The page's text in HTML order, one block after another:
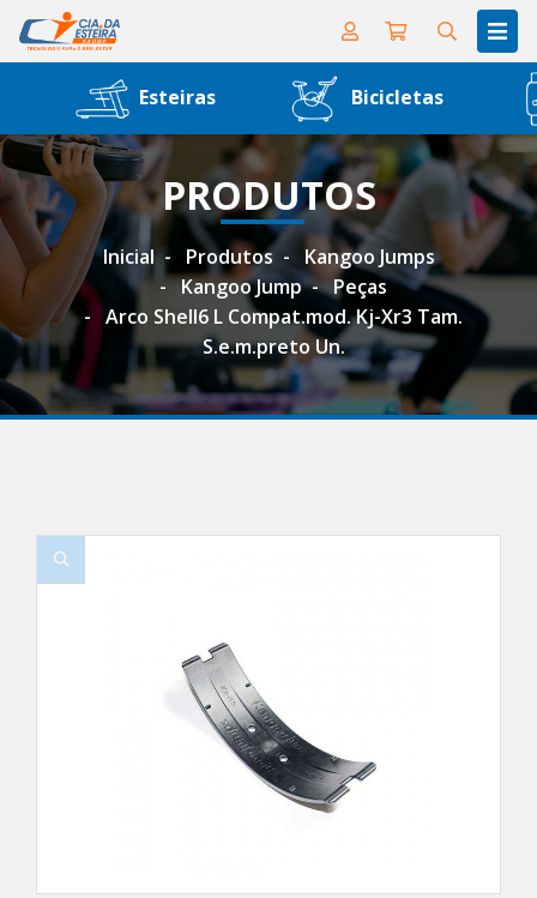
Esteiras Bicicletas
PRODUTOS
Inicial Produtos
Kangoo Jumps
Kangoo Jump
Peças
Arco Shell6 L Compat.mod. Kj-Xr3 Tam.
S.e.m.preto Un.